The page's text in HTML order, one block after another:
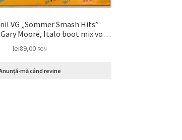
Hits”
Gary Moore, Italo boot mix vol
…
lei89,00 RON
mă când revine